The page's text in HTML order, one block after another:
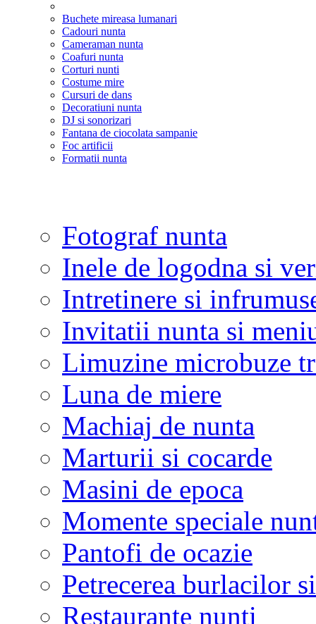
Buchete mireasa lumanari
Cadouri nunta
Cameraman nunta
Coafuri nunta
Corturi nunti
Costume mire
Cursuri de dans
Decoratiuni nunta
DJ si sonorizari
Fantana de ciocolata sampanie
Foc artificii
Formatii nunta
Fotograf nunta
Inele de logodna si
Intretinere si
Invitatii nunta si
Limuzine microbuze
Luna de miere
Machiaj de nunta
Marturii si cocarde
Masini de epoca
Momente speciale
Pantofi de ocazie
Petrecerea burlacilor
Restaurante nunti